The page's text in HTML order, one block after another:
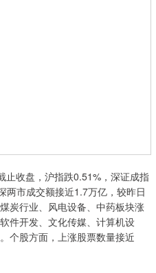
收盘，沪指跌0.51%，深证成指
两市成交额接近1.7万亿，较昨日
炭行业、风电设备、中药板块涨
件开发、文化传媒、计算机设
个股方面，上涨股票数量接近